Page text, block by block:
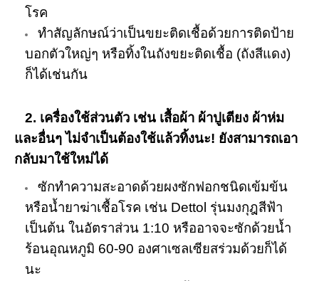
โรค
ทำสัญลักษณ์ว่าเป็นขยะติดเชื้อด้วยการติดป้าย
บอกตัวใหญ่ๆ หรือทิ้งในถังขยะติดเชื้อ (ถังสีแดง)
ก็ได้เช่นกัน
2. เครื่องใช้ส่วนตัว เช่น เสื้อผ้า ผ้าปูเตียง ผ้าห่ม
และอื่นๆ ไม่จำเป็นต้องใช้แล้วทิ้งนะ! ยังสามารถเอา
กลับมาใช้ใหม่ได้
ซักทำความสะอาดด้วยผงซักฟอกชนิดเข้มข้น
หรือน้ำยาฆ่าเชื้อโรค เช่น Dettol รุ่นมงกุฎสีฟ้า
เป็นต้น ในอัตราส่วน 1:10 หรืออาจจะซักด้วยน้ำ
ร้อนอุณหภูมิ 60-90 องศาเซลเซียสร่วมด้วยก็ได้
นะ